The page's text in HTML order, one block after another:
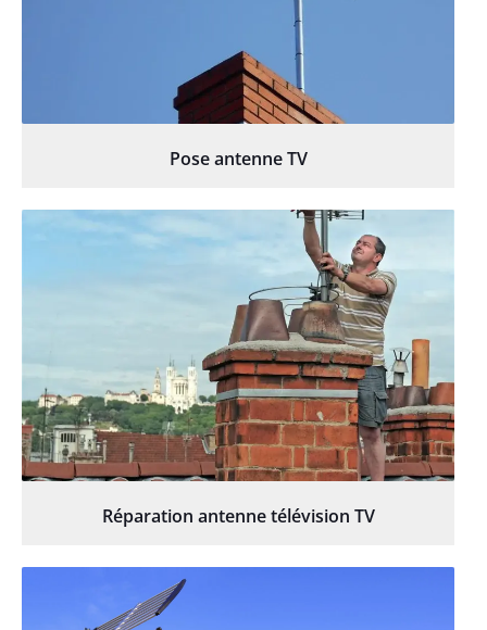
Pose antenne TV
Réparation antenne télévision TV